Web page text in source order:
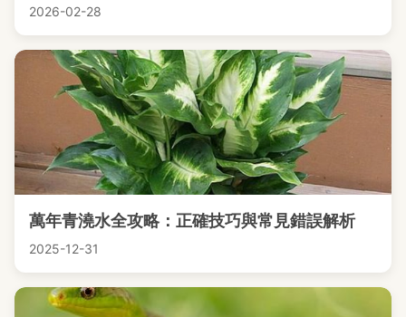
2026-02-28
萬年青澆水全攻略：正確技巧與常見錯誤解析
2025-12-31